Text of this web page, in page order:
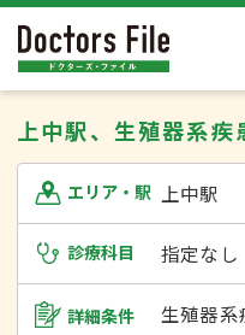
上中駅、生殖器系疾
エリア・駅 上中駅
診療科目 指定なし
詳細条件 生殖器系